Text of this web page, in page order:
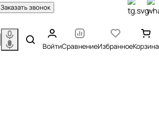
Заказать звонок
ВойтиСравнениеИзбранноеКорзина